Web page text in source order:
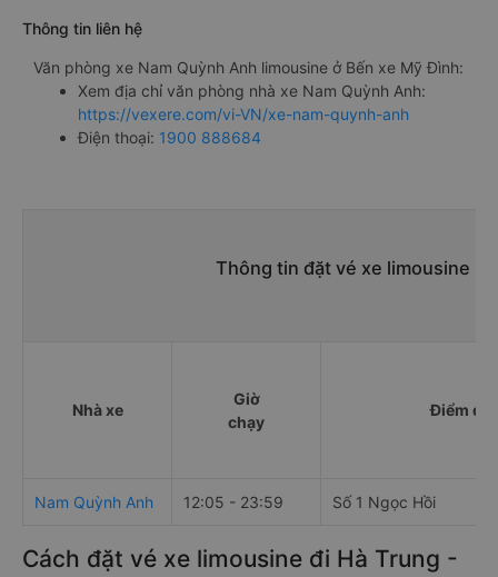
Thông tin liên hệ
Văn phòng xe Nam Quỳnh Anh limousine ở Bến xe Mỹ Đình:
Xem địa chỉ văn phòng nhà xe Nam Quỳnh Anh:
https://vexere.com/vi-VN/xe-nam-quynh-anh
Điện thoại: 1900 888684
Thông tin đặt vé xe limousine
Nhà xe
Giờ
chạy
Điểm đi
Nam Quỳnh Anh 12:05 - 23:59 Số 1 Ngọc Hồi
Cách đặt vé xe limousine đi Hà Trung -